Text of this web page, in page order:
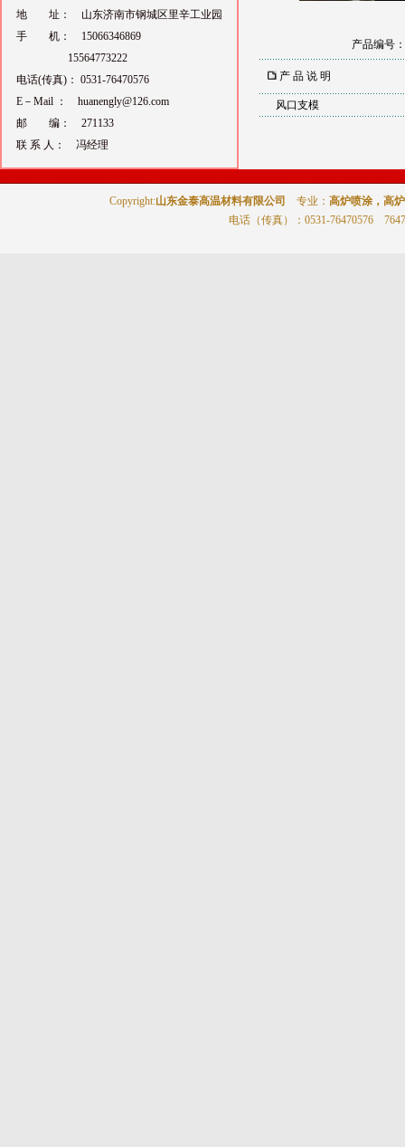
地 址： 山东济南市钢城区里辛工业园
手 机： 15066346869
15564773222
电话(传真)： 0531-76470576
E－Mail ： huanengly@126.com
邮 编： 271133
联 系 人： 冯经理
产品编号：
产 品 说 明
风口支模
Copyright:山东金泰高温材料有限公司 专业： 高炉喷涂，高
电话（传真）
：0531-76470576